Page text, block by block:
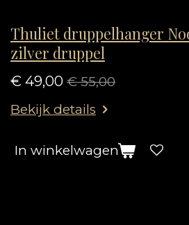
Thuliet druppelhanger
zilver druppel
€ 49,00 € 55,00
Bekijk details
In winkelwagen